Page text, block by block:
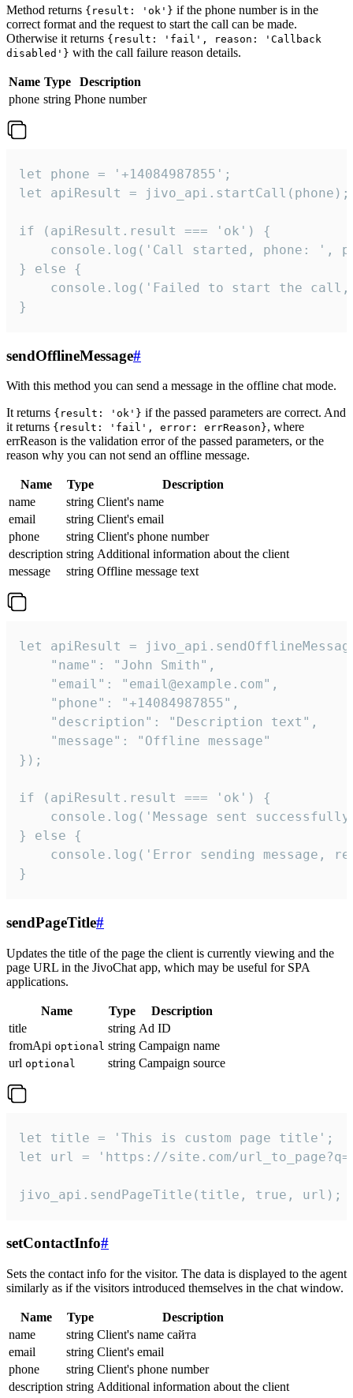
Method returns {result: 'ok'} if the phone number is in the
correct format and the request to start the call can be made.
Otherwise it returns {result: 'fail', reason: 'Callback
disabled'} with the call failure reason details.
Name Type
Description
phone string Phone number
let phone = '+14084987855';
let apiResult = jivo_api.startCall(phone);
if (apiResult.result === 'ok') {
console.log('Call started, phone: ',
} else {
console.log('Failed to start the
}
sendOfflineMessage#
With this method you can send a message in the offline chat mode.
It returns {result: 'ok'} if the passed parameters are correct. And
it returns {result: 'fail', error: errReason}, where
errReason is the validation error of the passed parameters, or the
reason why you can not send an offline message.
Name Type
Description
name
string Client's name
email
string Client's email
phone
string Client's phone number
description string Additional information about the client
message
string Offline message text
let apiResult =
    "name": "John Smith",
    "email": "email@example.com",
    "phone": "+14084987855",
    "description": "Description text",
    "message": "Offline message"
});
if (apiResult.result === 'ok') {
console.log('Message sent
} else {
console.log('Error sending message,
}
sendPageTitle#
Updates the title of the page the client is currently viewing and the
page URL in the JivoChat app, which may be useful for SPA
applications.
Name Type
Description
title
string Ad ID
fromApi optional string Campaign name
url optional string Campaign source
let title = 'This is custom page title';
let url = 'https://site.com/
jivo_api.sendPageTitle(title, true, url);
setContactInfo#
Sets the contact info for the visitor. The data is displayed to the agent
similarly as if the visitors introduced themselves in the chat window.
Name Type
Description
name
string Client's name сайта
email
string Client's email
phone
string Client's phone number
description string Additional information about the client